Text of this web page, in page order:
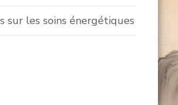
sur les soins énergétiques